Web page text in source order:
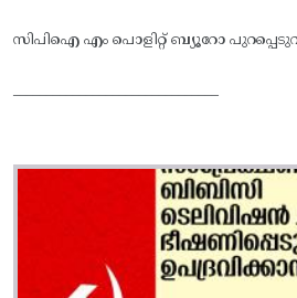
സിപിഐ എം പൊളിറ്റ് ബ്യൂറോ